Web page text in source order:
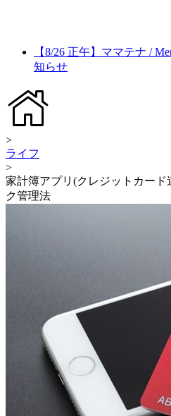
【8/26 正午】ママテナ /
知らせ
>
ライフ
>
家計簿アプリ(クレジットカード
ク管理法